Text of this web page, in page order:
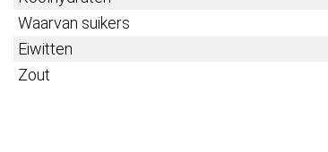
Waarvan suikers
Eiwitten
Zout